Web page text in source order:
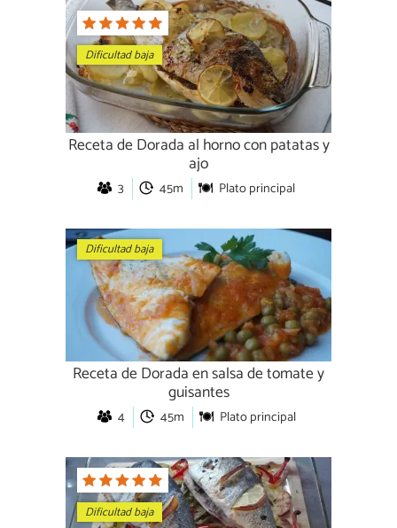
Dificultad baja
Receta de Dorada al horno con patatas y
ajo
3 45m Plato principal
Dificultad baja
Receta de Dorada en salsa de tomate y
guisantes
4 45m Plato principal
Dificultad baja